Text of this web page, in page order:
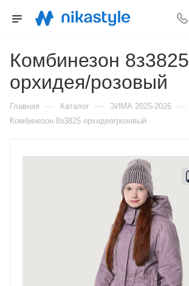
Комбинезон 8з3825
орхидея/розовый
Главная — Каталог — ЗИМА 2025-2026 —
Комбинезон 8з3825 орхидея/розовый